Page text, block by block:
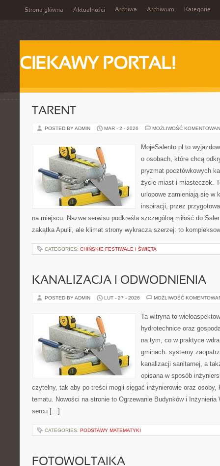
Strona główna Aktualności Archiwa Archiwum Kategorie
CIEKAWY PORTAL!
TARENT
POSTED BY ADMIN MAR - 2 - 2026 MOŻLIWOŚĆ
MojeSalento.pl to
o osobach, które chcą
pryzmat pocztówkowych
życie miast i miasteczek.
urlopowe zamieniają się w
inspiracji, przez
na miejscu. Nazwa serwisu podkreśla szczególną miłość do
zakątka Apulii, ale klimat strony wykracza szerzej: to
CATEGORIES: CHIŃSKIE FESTIWALE I ŚWIĘTA
KANALIZACJA I ODWODNIENIA
POSTED BY ADMIN LUT - 27 - 2026 MOŻLIWOŚĆ
Ta witryna to
hydrotechnice oraz
na tym, co w praktyce
gminach: systemy
kanalizacji sanitarnej, a
opisana w sposób
czytelny, tak aby po treści mogli sięgać inżynierowie oraz osoby,
tematu. Nowości na stronie to Ogrzewanie Budynków i Inżynieria
sercu […]
CATEGORIES: PODSTAWY MATEMATYKI
FOTOWOLTAIKA